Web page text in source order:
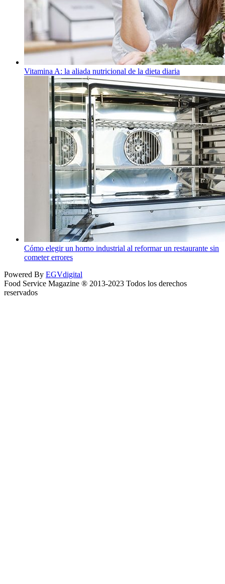
Vitamina A: la aliada nutricional de la dieta diaria
Cómo elegir un horno industrial al reformar un restaurante sin
cometer errores
Powered By EGVdigital
Food Service Magazine ® 2013-2023 Todos los derechos
reservados